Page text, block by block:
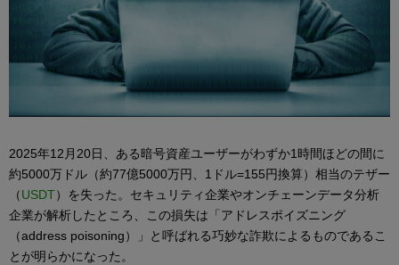
2025年12月20日、ある暗号資産ユーザーがわずか1時間ほどの間に
約5000万ドル（約77億5000万円、1ドル=155円換算）相当のテザー
（USDT）を失った。セキュリティ企業やオンチェーンデータ分析
企業が解析したところ、この損失は「アドレスポイズニング
（address poisoning）」と呼ばれる巧妙な詐欺によるものであるこ
とが明らかになった。